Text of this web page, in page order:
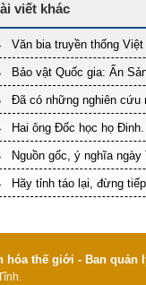
Văn bia truyền thống Việt
Bảo vật Quốc gia: Ấn
Đã có những nghiên cứu
Hai ông Đốc học họ Đinh.
Nguồn gốc, ý nghĩa
Hãy tỉnh táo lại, đừng
hóa thế giới - Ban